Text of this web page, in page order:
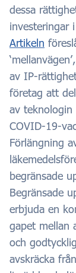
dessa
investeringar
Artikeln
av IP-
företag att
av
COVID-19-
Förlängning
begränsade
Begränsade
erbjuda en
gapet mellan
och
avskräcka